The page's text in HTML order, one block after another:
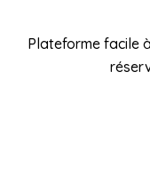
Plateforme facile